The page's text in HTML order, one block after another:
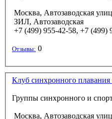
Москва, Автозаводская
ЗИЛ, Автозаводская
+7 (499) 955-42-58, +7 (499)
Отзывы: 0
Клуб синхронного
Группы синхронного и
Москва, Автозаводская